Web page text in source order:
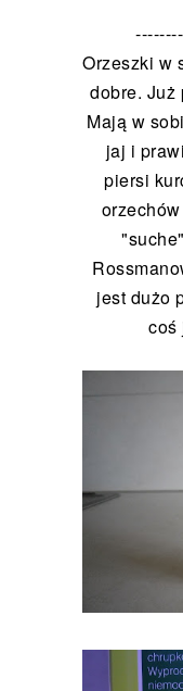
Orzeszki w
dobre. Już
Mają w
jaj i
piersi
jest dużo
coś